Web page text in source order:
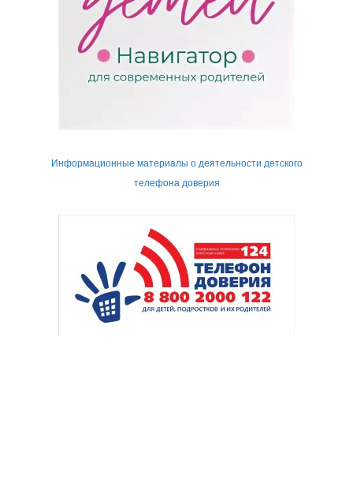
Информационные материалы о деятельности детского
телефона доверия